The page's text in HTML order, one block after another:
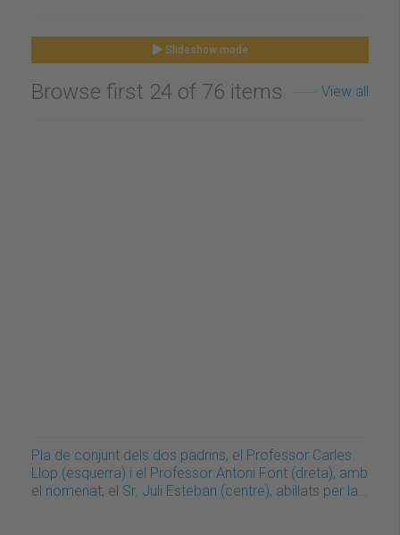
Slideshow mode
Browse first 24 of 76 items View all
Pla de conjunt dels dos padrins, el Professor Carles
Llop (esquerra) i el Professor Antoni Font (dreta), amb
el nomenat, el Sr. Juli Esteban (centre), abillats per la…